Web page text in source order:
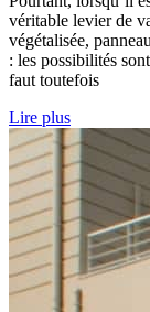
véritable levier de
végétalisée,
: les possibilités
faut toutefois
Lire plus